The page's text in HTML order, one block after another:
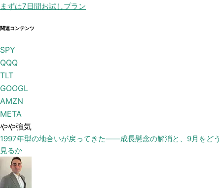
まずは7日間お試しプラン
関連コンテンツ
SPY
QQQ
TLT
GOOGL
AMZN
META
やや強気
1997年型の地合いが戻ってきた——成長懸念の解消と、9月をどう
見るか